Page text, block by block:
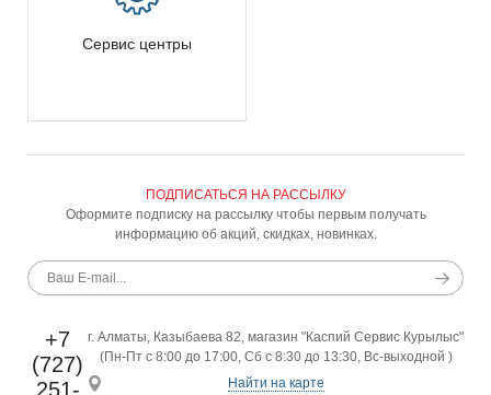
Сервис центры
ПОДПИСАТЬСЯ НА РАССЫЛКУ
Оформите подписку на рассылку чтобы первым получать
информацию об акций, скидках, новинках.
г. Алматы, Казыбаева 82, магазин "Каспий Сервис Курылыс"
(Пн-Пт с 8:00 до 17:00, Сб с 8:30 до 13:30, Вс-выходной )
Найти на карте
+7
(727)
251-